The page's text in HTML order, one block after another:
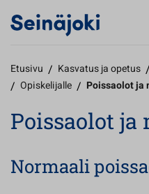
Etusivu / Kasvatus ja opetus /
/ Opiskelijalle / Poissaolot ja
Poissaolot
Normaali